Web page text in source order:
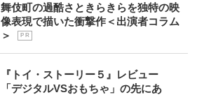
舞伎町の過酷さときらきらを独特の映
像表現で描いた衝撃作＜出演者コラム
＞
P R
『トイ・ストーリー５』レビュー
「デジタルVSおもちゃ」の先にあ